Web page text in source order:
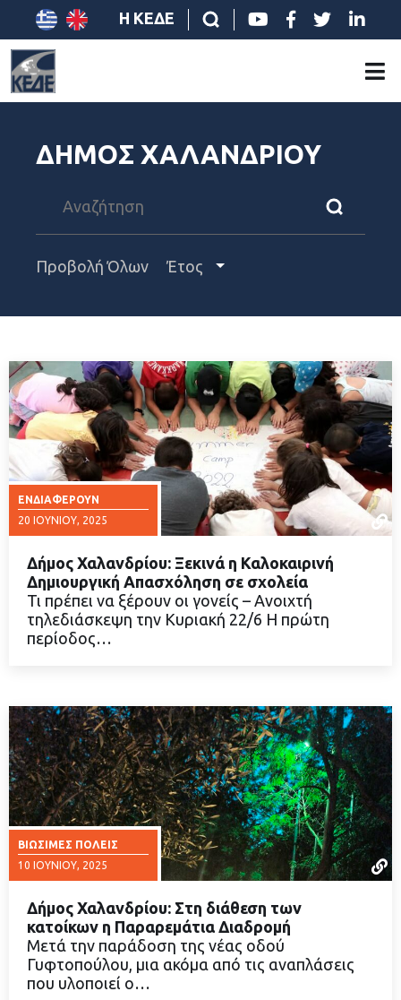
Η ΚΕΔΕ
ΔΗΜΟΣ ΧΑΛΑΝΔΡΙΟΥ
Προβολή Όλων Έτος
ΕΝΔΙΑΦΈΡΟΥΝ
20 ΙΟΥΝΊΟΥ, 2025
ΔΙΑΒΑΣΤΕ ΠΕΡΙΣΣΟΤΕΡΑ
Δήμος Χαλανδρίου: Ξεκινά η Καλοκαιρινή
Δημιουργική Απασχόληση σε σχολεία
Τι πρέπει να ξέρουν οι γονείς – Ανοιχτή
τηλεδιάσκεψη την Κυριακή 22/6 Η πρώτη
περίοδος…
ΒΙΏΣΙΜΕΣ ΠΌΛΕΙΣ
10 ΙΟΥΝΊΟΥ, 2025
ΔΙΑΒΑΣΤΕ ΠΕΡΙΣΣΟΤΕΡΑ
Δήμος Χαλανδρίου: Στη διάθεση των
κατοίκων η Παραρεμάτια Διαδρομή
Μετά την παράδοση της νέας οδού
Γυφτοπούλου, μια ακόμα από τις αναπλάσεις
που υλοποιεί ο…